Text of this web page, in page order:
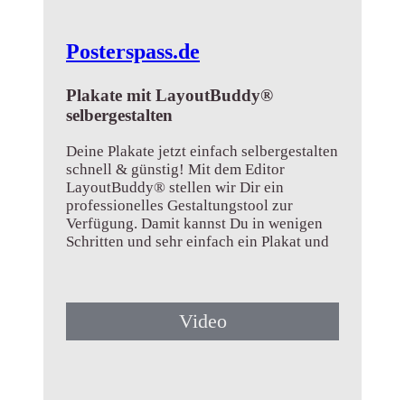
Posterspass.de
Plakate mit LayoutBuddy®
selbergestalten
Deine Plakate jetzt einfach selbergestalten
schnell & günstig! Mit dem Editor
LayoutBuddy® stellen wir Dir ein
professionelles Gestaltungstool zur
Verfügung. Damit kannst Du in wenigen
Schritten und sehr einfach ein Plakat und
Video